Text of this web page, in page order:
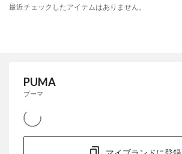
最近チェックしたアイテムはありません。
PUMA
プーマ